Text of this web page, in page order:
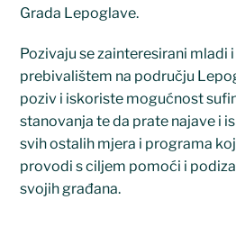
Grada Lepoglave.
Pozivaju se zainteresirani mladi
prebivalištem na području
poziv i iskoriste mogućnost
stanovanja te da prate najave i
svih ostalih mjera i programa
provodi s ciljem pomoći i
svojih građana.